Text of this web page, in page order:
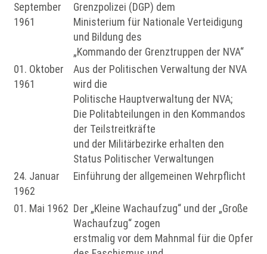
September
1961
Grenzpolizei (DGP) dem
Ministerium für Nationale Verteidigung
und Bildung des
„Kommando der Grenztruppen der NVA“
01. Oktober
1961
Aus der Politischen Verwaltung der NVA
wird die
Politische Hauptverwaltung der NVA;
Die Politabteilungen in den Kommandos
der Teilstreitkräfte
und der Militärbezirke erhalten den
Status Politischer Verwaltungen
24. Januar
1962
Einführung der allgemeinen Wehrpflicht
01. Mai 1962 Der „Kleine Wachaufzug“ und der „Große
Wachaufzug“ zogen
erstmalig vor dem Mahnmal für die Opfer